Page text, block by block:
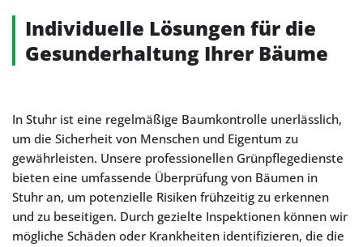
Individuelle Lösungen für die
Gesunderhaltung Ihrer Bäume
In Stuhr ist eine regelmäßige Baumkontrolle unerlässlich,
um die Sicherheit von Menschen und Eigentum zu
gewährleisten. Unsere professionellen Grünpflegedienste
bieten eine umfassende Überprüfung von Bäumen in
Stuhr an, um potenzielle Risiken frühzeitig zu erkennen
und zu beseitigen. Durch gezielte Inspektionen können wir
mögliche Schäden oder Krankheiten identifizieren, die die